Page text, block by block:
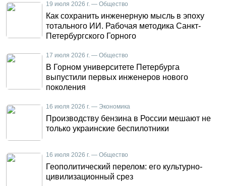
19 июля 2026 г. — Общество
Как сохранить инженерную мысль в эпоху
тотального ИИ. Рабочая методика Санкт-
Петербургского Горного
17 июля 2026 г. — Общество
В Горном университете Петербурга
выпустили первых инженеров нового
поколения
16 июля 2026 г. — Экономика
Производству бензина в России мешают не
только украинские беспилотники
16 июля 2026 г. — Общество
Геополитический перелом: его культурно-
цивилизационный срез